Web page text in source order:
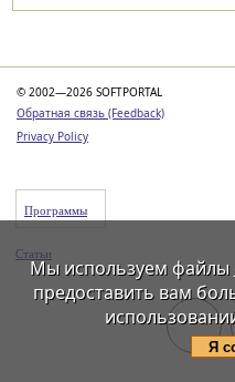
© 2002—2026 SOFTPORTAL
Обратная связь (Feedback)
Privacy Policy
Программы
Статьи
Мы используем файлы
предоставить вам